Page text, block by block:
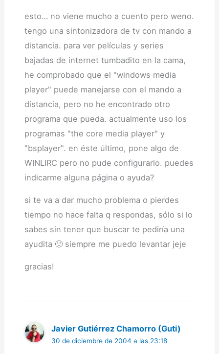
esto… no viene mucho a cuento pero weno.
tengo una sintonizadora de tv con mando a
distancia. para ver películas y series
bajadas de internet tumbadito en la cama,
he comprobado que el "windows media
player" puede manejarse con el mando a
distancia, pero no he encontrado otro
programa que pueda. actualmente uso los
programas "the core media player" y
"bsplayer". en éste último, pone algo de
WINLIRC pero no pude configurarlo. puedes
indicarme alguna página o ayuda?
si te va a dar mucho problema o pierdes
tiempo no hace falta q respondas, sólo si lo
sabes sin tener que buscar te pediría una
ayudita 🙂 siempre me puedo levantar jeje
gracias!
Javier Gutiérrez Chamorro (Guti)
30 de diciembre de 2004 a las 23:18